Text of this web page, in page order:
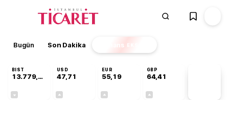
Bugün Son Dakika Finans EKSTRA
BIST
13.779,39
USD
47,71
EUR
55,19
GBP
64,41